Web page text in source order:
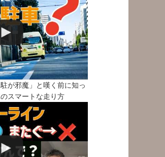
が邪魔」と嘆く前に知っ
スマートな走り方